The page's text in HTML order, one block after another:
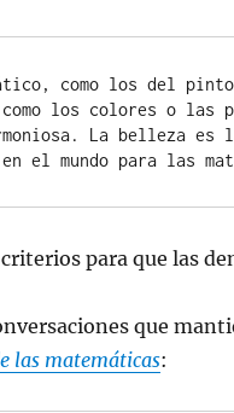
como los del
los colores o las
La belleza es
el mundo para las
para que las
que
las matemáticas: